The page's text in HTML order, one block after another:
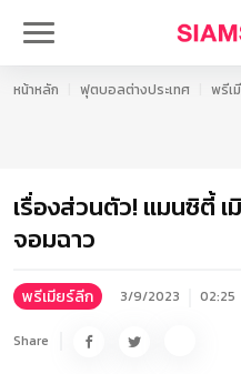
หน้าหลัก ฟุตบอลต่างประเทศ พรีเ
เรื่องส่วนตัว! แมนซิตี้
จอมฉาว
พรีเมียร์ลีก 3/9/2023 02:25
Share